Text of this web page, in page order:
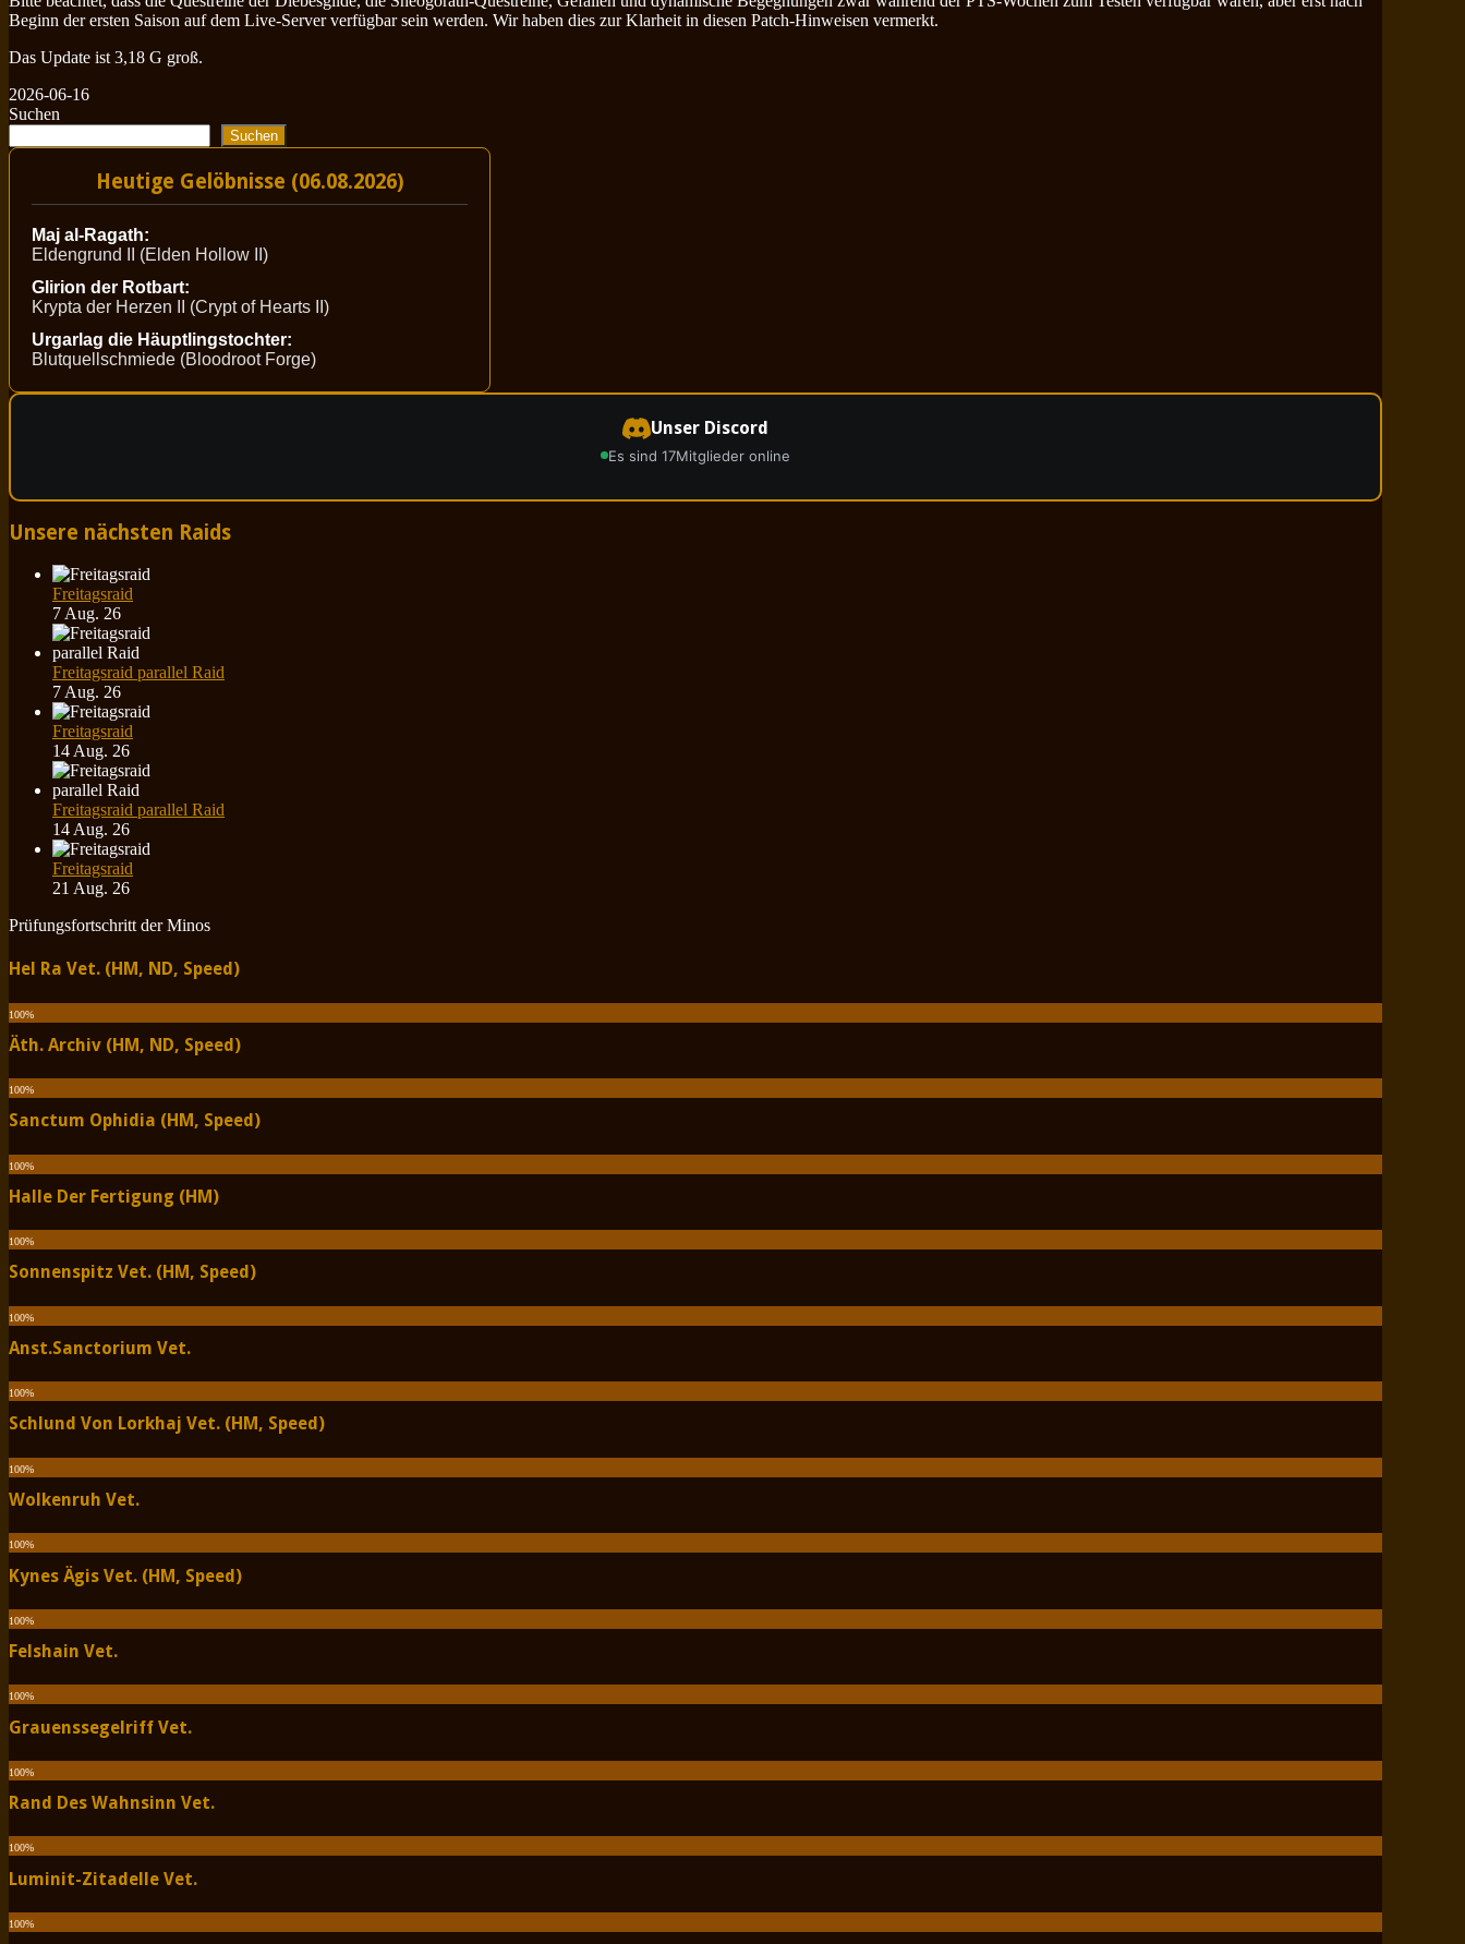
Beginn der ersten Saison auf dem Live-Server verfügbar sein werden. Wir haben dies zur Klarheit in diesen Patch-Hinweisen vermerkt.
Das Update ist 3,18 G groß.
2026-06-16
Suchen
Suchen
Heutige Gelöbnisse (06.08.2026)
Maj al-Ragath:
Eldengrund II (Elden Hollow II)
Glirion der Rotbart:
Krypta der Herzen II (Crypt of Hearts II)
Urgarlag die Häuptlingstochter:
Blutquellschmiede (Bloodroot Forge)
Unser Discord
Es sind 17Mitglieder online
Unsere nächsten Raids
Freitagsraid
7 Aug. 26
Freitagsraid parallel Raid
7 Aug. 26
Freitagsraid
14 Aug. 26
Freitagsraid parallel Raid
14 Aug. 26
Freitagsraid
21 Aug. 26
Prüfungsfortschritt der Minos
Hel Ra Vet. (HM, ND, Speed)
100%
Äth. Archiv (HM, ND, Speed)
100%
Sanctum Ophidia (HM, Speed)
100%
Halle Der Fertigung (HM)
100%
Sonnenspitz Vet. (HM, Speed)
100%
Anst.Sanctorium Vet.
100%
Schlund Von Lorkhaj Vet. (HM, Speed)
100%
Wolkenruh Vet.
100%
Kynes Ägis Vet. (HM, Speed)
100%
Felshain Vet.
100%
Grauenssegelriff Vet.
100%
Rand Des Wahnsinn Vet.
100%
Luminit-Zitadelle Vet.
100%